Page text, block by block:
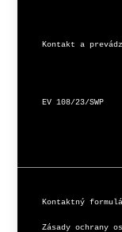
Kontakt a
EV 108/23/SWP
Kontaktný
Zásady ochrany